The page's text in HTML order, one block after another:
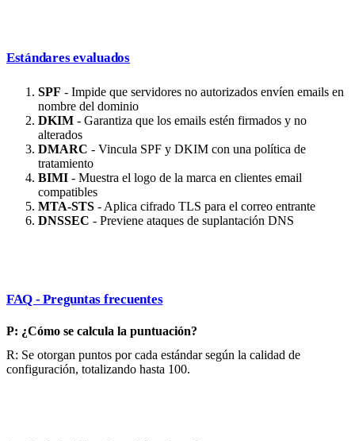
Estándares evaluados
SPF - Impide que servidores no autorizados envíen emails en
nombre del dominio
DKIM - Garantiza que los emails estén firmados y no
alterados
DMARC - Vincula SPF y DKIM con una política de
tratamiento
BIMI - Muestra el logo de la marca en clientes email
compatibles
MTA-STS - Aplica cifrado TLS para el correo entrante
DNSSEC - Previene ataques de suplantación DNS
FAQ - Preguntas frecuentes
P: ¿Cómo se calcula la puntuación?
R: Se otorgan puntos por cada estándar según la calidad de
configuración, totalizando hasta 100.